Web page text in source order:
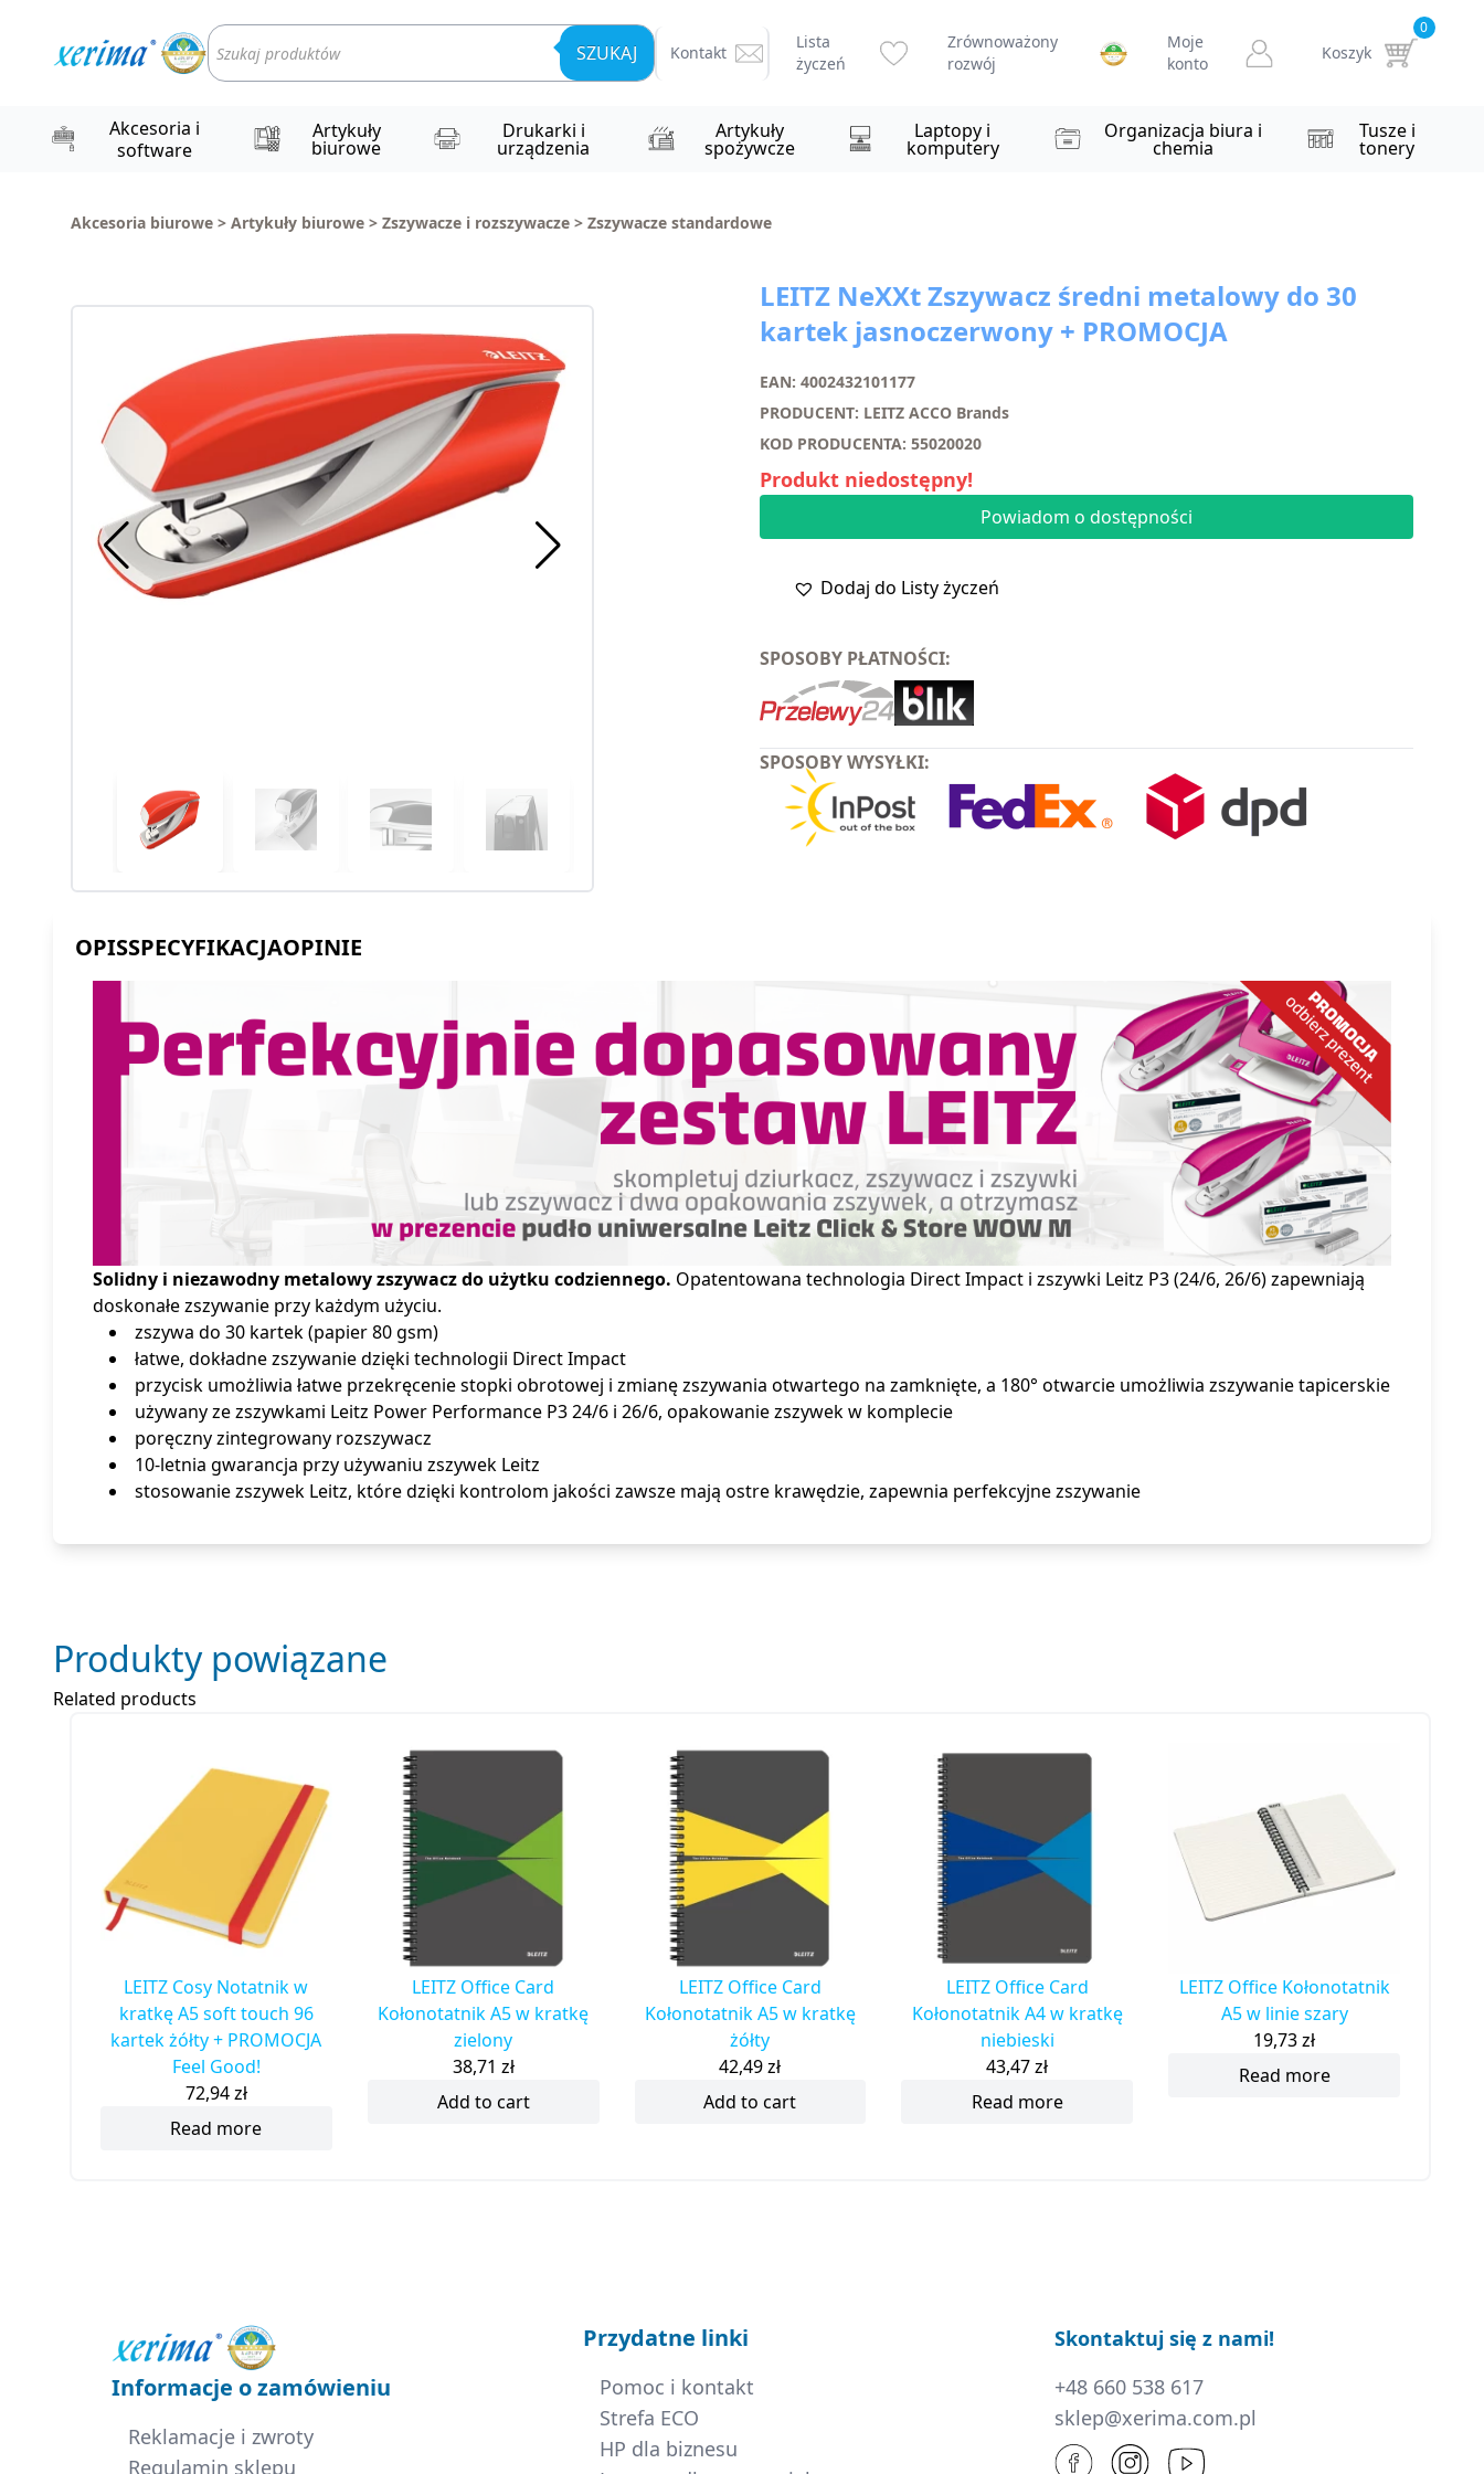
Wyszukiwarka
produktów SZUKAJ Kontakt
Lista
życzeń
Zrównoważony
rozwój
Moje
konto
Koszyk
0
Akcesoria i
software
Artykuły
biurowe
Drukarki i
urządzenia
Artykuły
spożywcze
Laptopy i
komputery
Organizacja biura i
chemia
Tusze i
tonery
Akcesoria biurowe > Artykuły biurowe > Zszywacze i rozszywacze > Zszywacze standardowe
LEITZ NeXXt Zszywacz średni metalowy do 30
kartek jasnoczerwony + PROMOCJA
EAN: 4002432101177
PRODUCENT: LEITZ ACCO Brands
KOD PRODUCENTA: 55020020
Produkt niedostępny!
Powiadom o dostępności
Dodaj do Listy życzeń
SPOSOBY PŁATNOŚCI:
SPOSOBY WYSYŁKI:
OPISSPECYFIKACJAOPINIE
Solidny i niezawodny metalowy zszywacz do użytku codziennego. Opatentowana technologia Direct Impact i zszywki Leitz P3 (24/6, 26/6) zapewniają
doskonałe zszywanie przy każdym użyciu.
zszywa do 30 kartek (papier 80 gsm)
łatwe, dokładne zszywanie dzięki technologii Direct Impact
przycisk umożliwia łatwe przekręcenie stopki obrotowej i zmianę zszywania otwartego na zamknięte, a 180° otwarcie umożliwia zszywanie tapicerskie
używany ze zszywkami Leitz Power Performance P3 24/6 i 26/6, opakowanie zszywek w komplecie
poręczny zintegrowany rozszywacz
10-letnia gwarancja przy używaniu zszywek Leitz
stosowanie zszywek Leitz, które dzięki kontrolom jakości zawsze mają ostre krawędzie, zapewnia perfekcyjne zszywanie
Produkty powiązane
Related products
LEITZ Cosy Notatnik w
kratkę A5 soft touch 96
kartek żółty + PROMOCJA
Feel Good!
72,94zł
Read more
LEITZ Office Card
Kołonotatnik A5 w kratkę
zielony
38,71 zł
Add to cart
LEITZ Office Card
Kołonotatnik A5 w kratkę
żółty
42,49zł
Add to cart
LEITZ Office Card
Kołonotatnik A4 w kratkę
niebieski
43,47zł
Read more
LEITZ Office Kołonotatnik
A5 w linie szary
19,73zł
Read more
Informacje o zamówieniu
Reklamacje i zwroty
Regulamin sklepu
Przydatne linki
Pomoc i kontakt
Strefa ECO
HP dla biznesu
Skontaktuj się z nami!
+48 660 538 617
sklep@xerima.com.pl